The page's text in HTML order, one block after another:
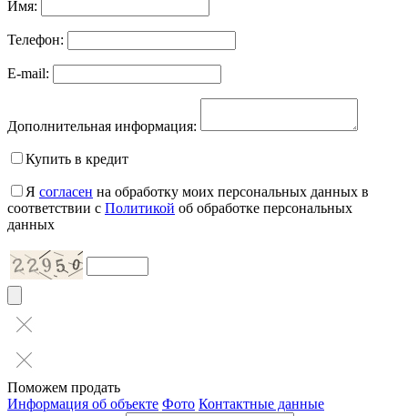
Имя:
Телефон:
E-mail:
Дополнительная информация:
Купить в кредит
Я согласен на обработку моих персональных данных в
соответствии с Политикой об обработке персональных
данных
Поможем продать
Информация об объекте Фото Контактные данные